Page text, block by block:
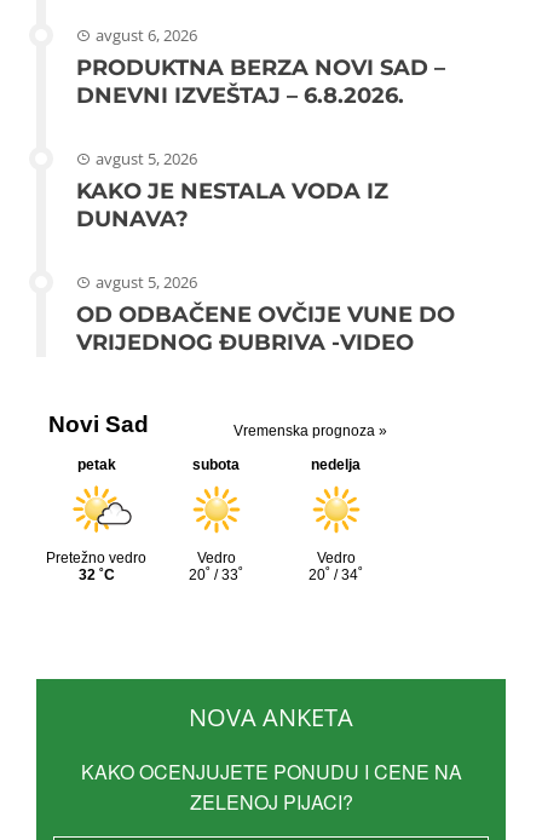
avgust 6, 2026
PRODUKTNA BERZA NOVI SAD –
DNEVNI IZVEŠTAJ – 6.8.2026.
avgust 5, 2026
KAKO JE NESTALA VODA IZ
DUNAVA?
avgust 5, 2026
OD ODBAČENE OVČIJE VUNE DO
VRIJEDNOG ĐUBRIVA -VIDEO
NOVA ANKETA
KAKO OCENJUJETE PONUDU I CENE NA
ZELENOJ PIJACI?